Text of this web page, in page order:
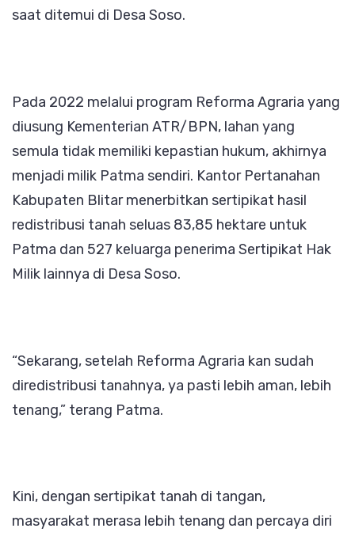
saat ditemui di Desa Soso.
Pada 2022 melalui program Reforma Agraria yang
diusung Kementerian ATR/BPN, lahan yang
semula tidak memiliki kepastian hukum, akhirnya
menjadi milik Patma sendiri. Kantor Pertanahan
Kabupaten Blitar menerbitkan sertipikat hasil
redistribusi tanah seluas 83,85 hektare untuk
Patma dan 527 keluarga penerima Sertipikat Hak
Milik lainnya di Desa Soso.
“Sekarang, setelah Reforma Agraria kan sudah
diredistribusi tanahnya, ya pasti lebih aman, lebih
tenang,” terang Patma.
Kini, dengan sertipikat tanah di tangan,
masyarakat merasa lebih tenang dan percaya diri